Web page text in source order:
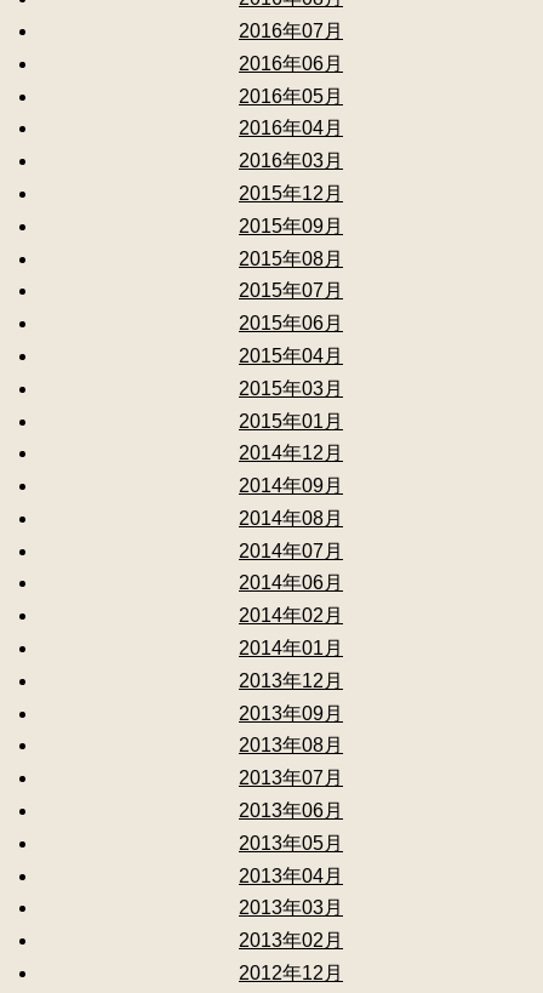
2016年07月
2016年06月
2016年05月
2016年04月
2016年03月
2015年12月
2015年09月
2015年08月
2015年07月
2015年06月
2015年04月
2015年03月
2015年01月
2014年12月
2014年09月
2014年08月
2014年07月
2014年06月
2014年02月
2014年01月
2013年12月
2013年09月
2013年08月
2013年07月
2013年06月
2013年05月
2013年04月
2013年03月
2013年02月
2012年12月